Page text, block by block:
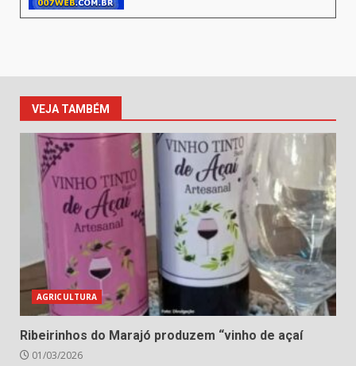
VEJA TAMBÉM
AGRICULTURA
Ribeirinhos do Marajó produzem “vinho de açaí
01/03/2026